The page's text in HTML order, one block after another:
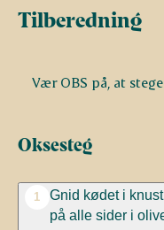
Tilberedning
Vær OBS på, at
Oksesteg
1
Gnid kødet i
på alle sider i